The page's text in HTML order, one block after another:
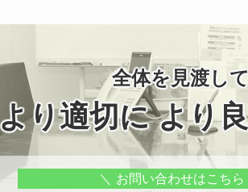
全体を見渡して
り適切に より
お問い合わせはこちら